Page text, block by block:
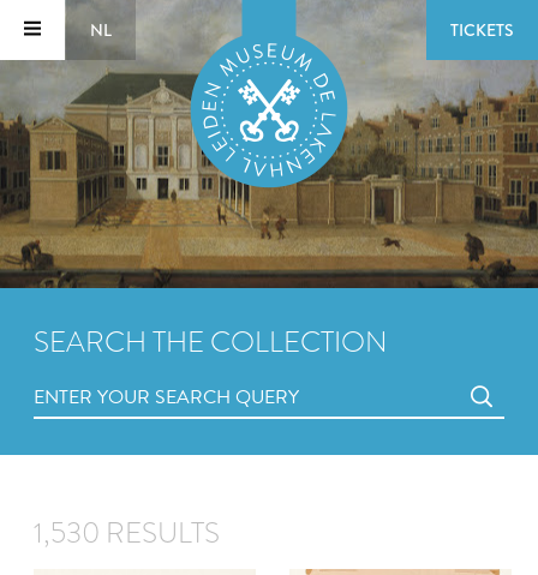
NL TICKETS
SEARCH THE COLLECTION
1,530 RESULTS